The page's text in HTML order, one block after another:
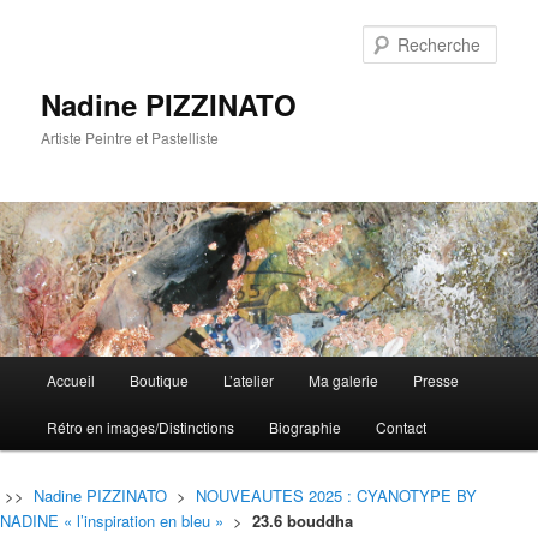
Nadine PIZZINATO
Artiste Peintre et Pastelliste
principal
Aller
au
contenu
principal
Aller
au
contenu
secondaire
Accueil Boutique L’atelier Ma galerie Presse
Rétro en images/Distinctions Biographie Contact
>> Nadine PIZZINATO > NOUVEAUTES 2025 : CYANOTYPE BY
NADINE « l’inspiration en bleu » > 23.6 bouddha